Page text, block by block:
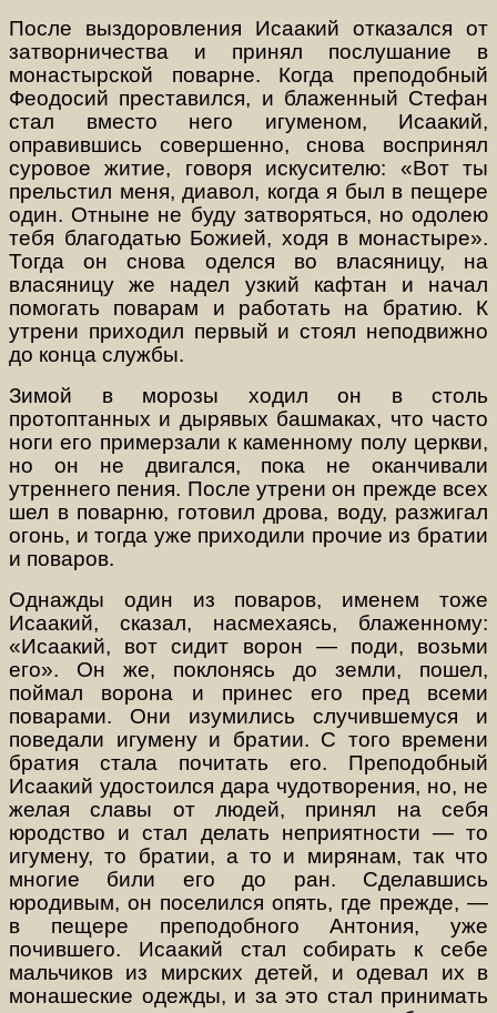
После выздоровления Исаакий отказался от
затворничества и принял послушание в
монастырской поварне. Когда преподобный
Феодосий преставился, и блаженный Стефан
стал вместо него игуменом, Исаакий,
оправившись совершенно, снова воспринял
суровое житие, говоря искусителю: «Вот ты
прельстил меня, диавол, когда я был в пещере
один. Отныне не буду затворяться, но одолею
тебя благодатью Божией, ходя в монастыре».
Тогда он снова оделся во власяницу, на
власяницу же надел узкий кафтан и начал
помогать поварам и работать на братию. К
утрени приходил первый и стоял неподвижно
до конца службы.
Зимой в морозы ходил он в столь
протоптанных и дырявых башмаках, что часто
ноги его примерзали к каменному полу церкви,
но он не двигался, пока не оканчивали
утреннего пения. После утрени он прежде всех
шел в поварню, готовил дрова, воду, разжигал
огонь, и тогда уже приходили прочие из братии
и поваров.
Однажды один из поваров, именем тоже
Исаакий, сказал, насмехаясь, блаженному:
«Исаакий, вот сидит ворон — поди, возьми
его». Он же, поклонясь до земли, пошел,
поймал ворона и принес его пред всеми
поварами. Они изумились случившемуся и
поведали игумену и братии. С того времени
братия стала почитать его. Преподобный
Исаакий удостоился дара чудотворения, но, не
желая славы от людей, принял на себя
юродство и стал делать неприятности — то
игумену, то братии, а то и мирянам, так что
многие били его до ран. Сделавшись
юродивым, он поселился опять, где прежде, —
в пещере преподобного Антония, уже
почившего. Исаакий стал собирать к себе
мальчиков из мирских детей, и одевал их в
монашеские одежды, и за это стал принимать